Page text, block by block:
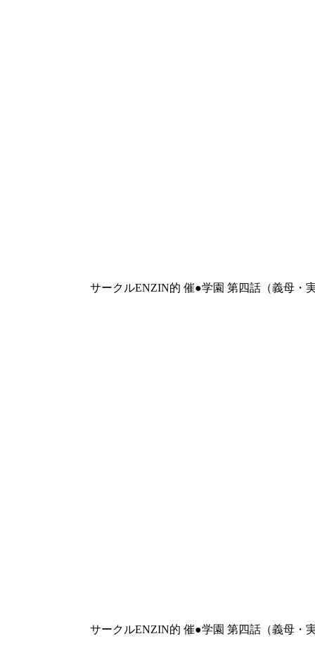
サークルENZIN的 催●学園 第四話（義母・
サークルENZIN的 催●学園 第四話（義母・